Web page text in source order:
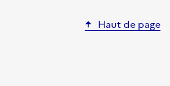
Haut de page